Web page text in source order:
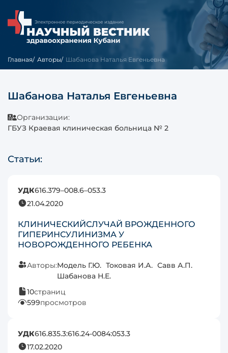
Главная Авторы Шабанова Наталья Евгеньевна
Шабанова Наталья Евгеньевна
Организации:
ГБУЗ Краевая клиническая больница № 2
Статьи:
УДК616.379–008.6–053.3
21.04.2020
КЛИНИЧЕСКИЙСЛУЧАЙ ВРОЖДЕННОГО
ГИПЕРИНСУЛИНИЗМА У
НОВОРОЖДЕННОГО РЕБЕНКА
Авторы:Модель Г.Ю. Токовая И.А. Савв А.П.
Шабанова Н.Е.
10страниц
599просмотров
УДК616.835.3:616.24-0084:053.3
17.02.2020